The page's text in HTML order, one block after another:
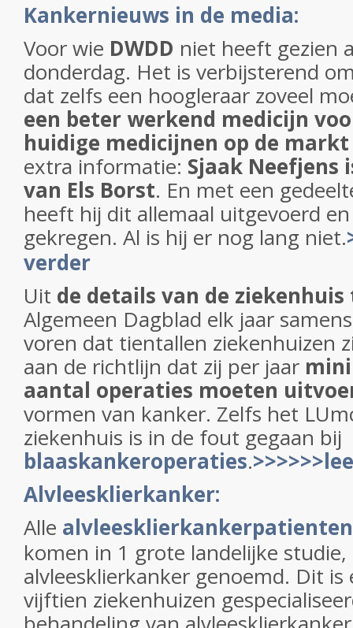
Kankernieuws in de media:
Voor wie DWDD niet heeft gezien
donderdag. Het is verbijsterend
dat zelfs een hoogleraar zoveel
een beter werkend medicijn
huidige medicijnen op de
extra informatie: Sjaak Neefjens
van Els Borst. En met een
heeft hij dit allemaal uitgevoerd
gekregen. Al is hij er nog lang niet.
verder
Uit de details van de ziekenhuis
Algemeen Dagblad elk jaar
voren dat tientallen ziekenhuizen
aan de richtlijn dat zij per jaar
aantal operaties moeten
vormen van kanker. Zelfs het
ziekenhuis is in de fout gegaan bij
blaaskankeroperaties.
Alvleesklierkanker:
Alle alvleesklierkankerpatienten
komen in 1 grote landelijke
alvleesklierkanker genoemd. Dit
vijftien ziekenhuizen